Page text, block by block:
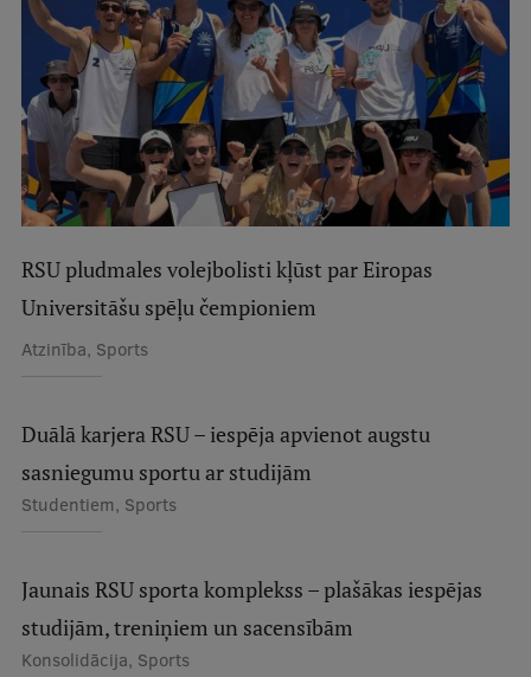
RSU pludmales volejbolisti kļūst par Eiropas
Universitāšu spēļu čempioniem
Atzinība, Sports
Duālā karjera RSU – iespēja apvienot augstu
sasniegumu sportu ar studijām
Studentiem, Sports
Jaunais RSU sporta komplekss – plašākas iespējas
studijām, treniņiem un sacensībām
Konsolidācija, Sports